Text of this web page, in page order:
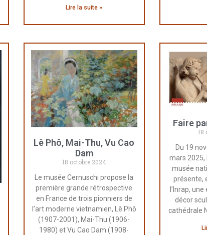
Lire la suite »
Lê Phô, Mai-Thu, Vu Cao
Dam
18 octobre 2024
Le musée Cernuschi propose la
première grande rétrospective
en France de trois pionniers de
l’art moderne vietnamien, Lê Phô
(1907-2001), Mai-Thu (1906-
1980) et Vu Cao Dam (1908-
Faire
18
Du 19
mars 2025,
musée
présente,
l’Inrap,
décor
cathédrale